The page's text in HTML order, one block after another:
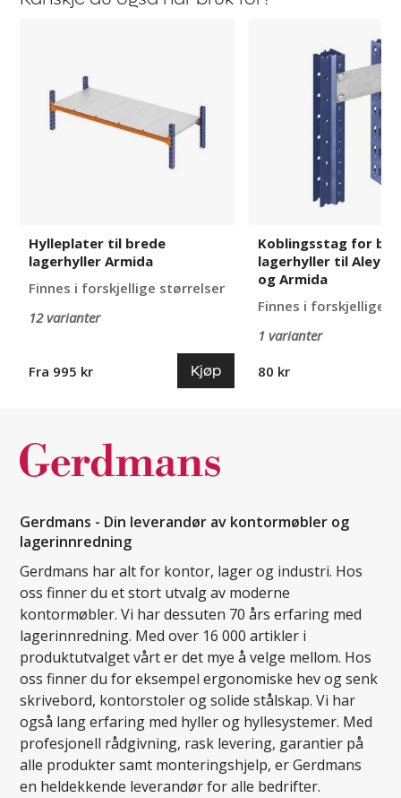
lagerhyller
Armida
Hylleplater til brede
lagerhyller Armida
Finnes i forskjellige størrelser
12 varianter
Fra 995 kr Kjøp
lagerhyller
Koblingsstag for
lagerhyller til
og Armida
Finnes i forskjellige
1 varianter
80 kr
Gerdmans - Din leverandør av kontormøbler og
lagerinnredning
Gerdmans har alt for kontor, lager og industri. Hos
oss finner du et stort utvalg av moderne
kontormøbler. Vi har dessuten 70 års erfaring med
lagerinnredning. Med over 16 000 artikler i
produktutvalget vårt er det mye å velge mellom. Hos
oss finner du for eksempel ergonomiske hev og senk
skrivebord, kontorstoler og solide stålskap. Vi har
også lang erfaring med hyller og hyllesystemer. Med
profesjonell rådgivning, rask levering, garantier på
alle produkter samt monteringshjelp, er Gerdmans
en heldekkende leverandør for alle bedrifter.